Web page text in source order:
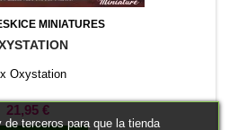
MINIATURES
Oxystation
Precio
21,95 €
terceros para que la tienda